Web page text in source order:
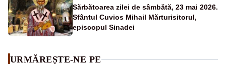
Sărbătoarea zilei de sâmbătă, 23 mai 2026.
Sfântul Cuvios Mihail Mărturisitorul,
episcopul Sinadei
URMĂREȘTE-NE PE